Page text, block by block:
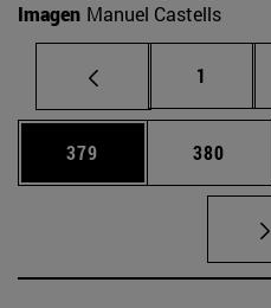
Imagen Manuel Castells
Página
1
Página
379 Página
380